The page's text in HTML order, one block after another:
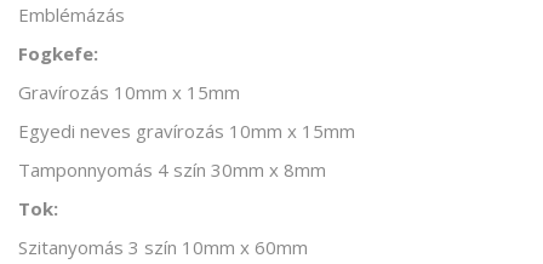
Emblémázás
Fogkefe:
Gravírozás 10mm x 15mm
Egyedi neves gravírozás 10mm x 15mm
Tamponnyomás 4 szín 30mm x 8mm
Tok:
Szitanyomás 3 szín 10mm x 60mm